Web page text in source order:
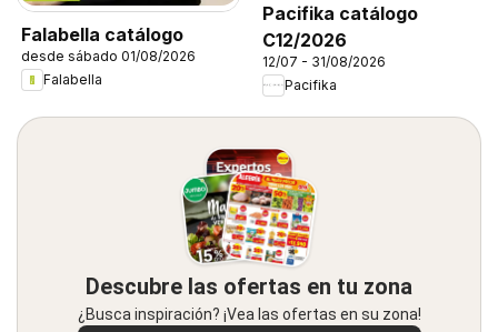
Falabella catálogo
desde sábado 01/08/2026
Falabella
Pacifika catálogo
C12/2026
12/07 - 31/08/2026
Pacifika
Descubre las ofertas en tu zona
¿Busca inspiración? ¡Vea las ofertas en su zona!